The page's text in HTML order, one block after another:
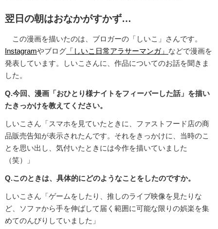
翌日の朝はおなかがすかず…
この漫画を描いたのは、ブロガーの「しいこ」さんです。
Instagramやブログ 「しいこ日常アラサーマンガ」 などで漫画を
発表しています。しいこさんに、作品についてのお話を聞きま
した。
Q.今回、漫画「おひとり様ナイトをフィーバーした話」を描い
たきっかけを教えてください。
しいこさん「スマホを見ていたときに、ファストフード店の商
品販売告知が表示されたんです。それをきっかけに、当時のこ
とを思い出し、気付いたときには今作を描いていました
（笑）」
Q.このときは、具体的にどのようなことをしたのですか。
しいこさん「ゲームをしたり、推しのライブ映像を見たりな
ど、ソファから手を伸ばして届く範囲に可能な限りの娯楽を集
めてのんびりしていました」